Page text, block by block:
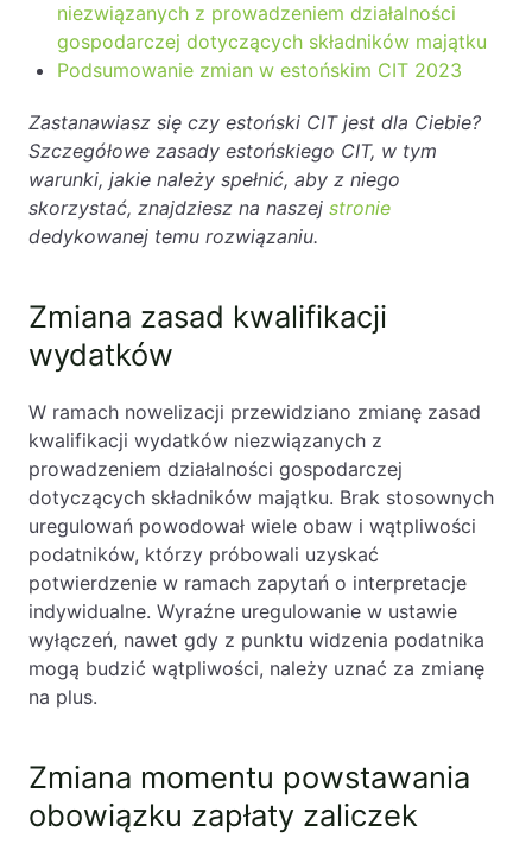
Przygotowywanie umów w obrocie
międzynarodowym
Legalizacja pobytu i pracy cudzoziemców
Księgowość
niezwiązanych z prowadzeniem działalności
gospodarczej dotyczących składników majątku
Podsumowanie zmian w estońskim CIT 2023
Zastanawiasz się czy estoński CIT jest dla Ciebie?
Szczegółowe zasady estońskiego CIT, w tym
warunki, jakie należy spełnić, aby z niego
skorzystać, znajdziesz na naszej stronie
dedykowanej temu rozwiązaniu.
Zmiana zasad kwalifikacji
wydatków
W ramach nowelizacji przewidziano zmianę zasad
kwalifikacji wydatków niezwiązanych z
prowadzeniem działalności gospodarczej
dotyczących składników majątku. Brak stosownych
uregulowań powodował wiele obaw i wątpliwości
podatników, którzy próbowali uzyskać
potwierdzenie w ramach zapytań o interpretacje
indywidualne. Wyraźne uregulowanie w ustawie
wyłączeń, nawet gdy z punktu widzenia podatnika
mogą budzić wątpliwości, należy uznać za zmianę
na plus.
Zmiana momentu powstawania
obowiązku zapłaty zaliczek